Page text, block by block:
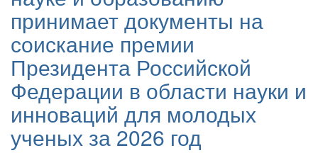
принимает документы на
соискание премии
Президента Российской
Федерации в области науки и
инноваций для молодых
ученых за 2026 год